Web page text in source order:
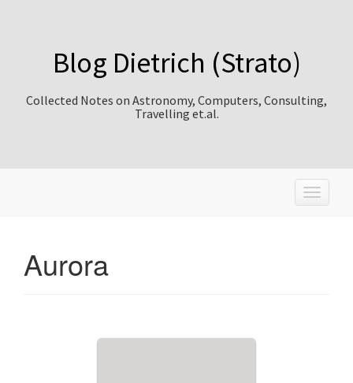
Blog Dietrich (Strato)
Collected Notes on Astronomy, Computers, Consulting,
Travelling et.al.
T
o
Aurora